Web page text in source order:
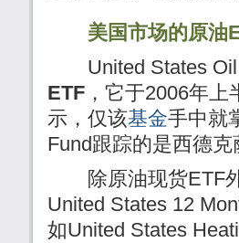
美国市场的原油
United States Oil
ETF ，它于2006年
示，仅该基金手中就
Fund跟踪的是西德
除原油现货ETF外
United States 12
如United States